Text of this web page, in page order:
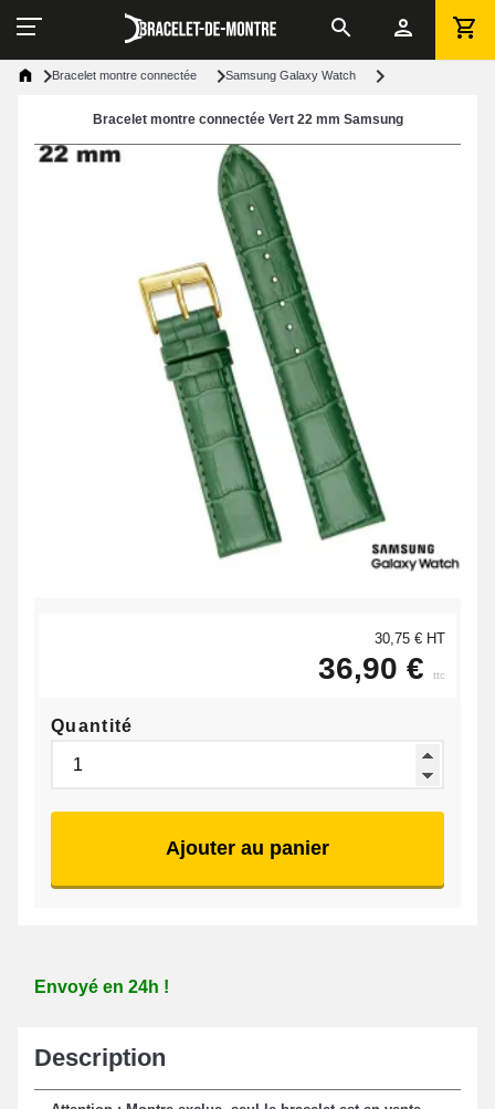
Bracelet montre connectée Samsung Galaxy Watch
Bracelet montre connectée Vert 22 mm Samsung
30,75 € HT
36,90 € ttc
Quantité
Ajouter au panier
Envoyé en 24h !
Description